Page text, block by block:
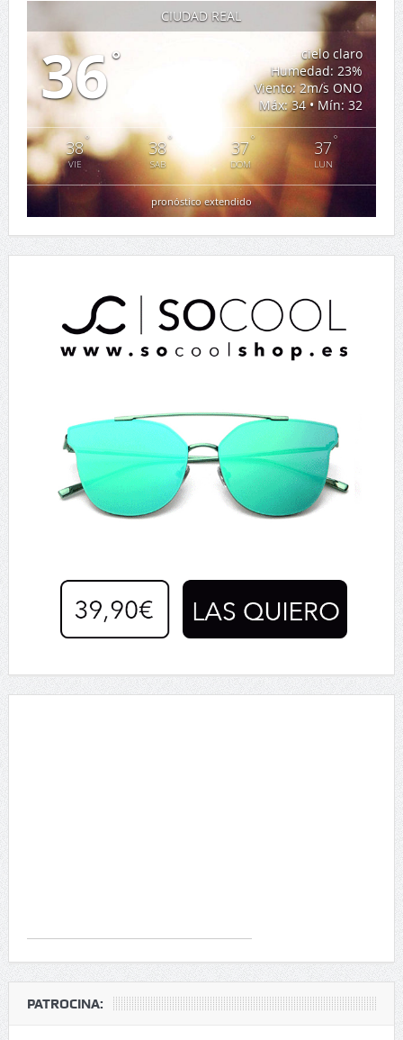
CIUDAD REAL
36°
cielo claro
Humedad: 23%
Viento: 2m/s ONO
Máx: 34 • Mín: 32
38°
VIE
38°
SAB
37°
DOM
37°
LUN
pronóstico extendido
PATROCINA: